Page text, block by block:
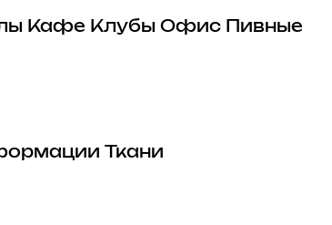
Кафе Клубы Офис
Пивные
Ткани